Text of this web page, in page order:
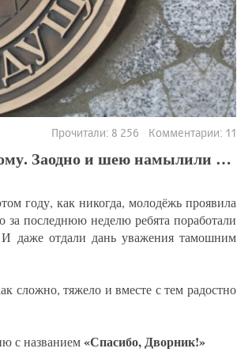
Прочитали: 8 256 Комментарии: 11
Заодно и шею намылили …
году, как никогда, молодёжь проявила
последнюю неделю ребята поработали
даже отдали дань уважения тамошним
сложно, тяжело и вместе с тем радостно
с названием«Спасибо, Дворник!»